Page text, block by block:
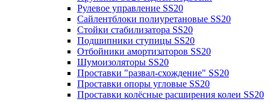
Рулевое управление SS20
Сайлентблоки полиуретановые SS20
Стойки стабилизатора SS20
Подшипники ступицы SS20
Отбойники амортизаторов SS20
Шумоизоляторы SS20
Проставки "развал-схождение" SS20
Проставки опоры угловые SS20
Проставки колёсные расширения колеи SS20